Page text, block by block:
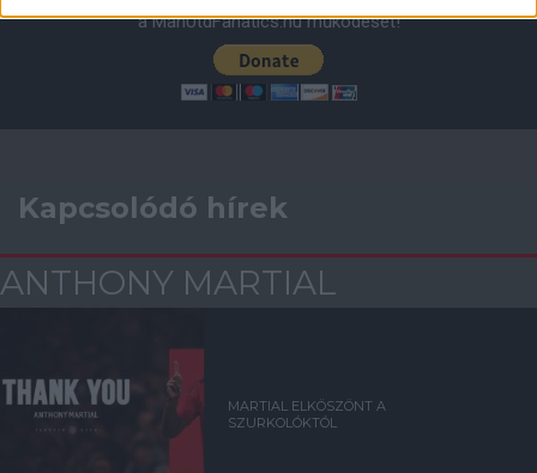
a ManUtdFanatics.hu működését!
Kapcsolódó hírek
ANTHONY MARTIAL
MARTIAL ELKÖSZÖNT A
SZURKOLÓKTÓL